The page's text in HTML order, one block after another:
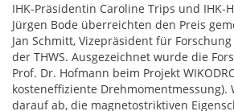
IHK-Präsidentin Caroline Trips und IHK-
Jürgen Bode überreichten den Preis
Jan Schmitt, Vizepräsident für
der THWS. Ausgezeichnet wurde die
Prof. Dr. Hofmann beim Projekt
kosteneffiziente Drehmomentmessung).
darauf ab, die magnetostriktiven